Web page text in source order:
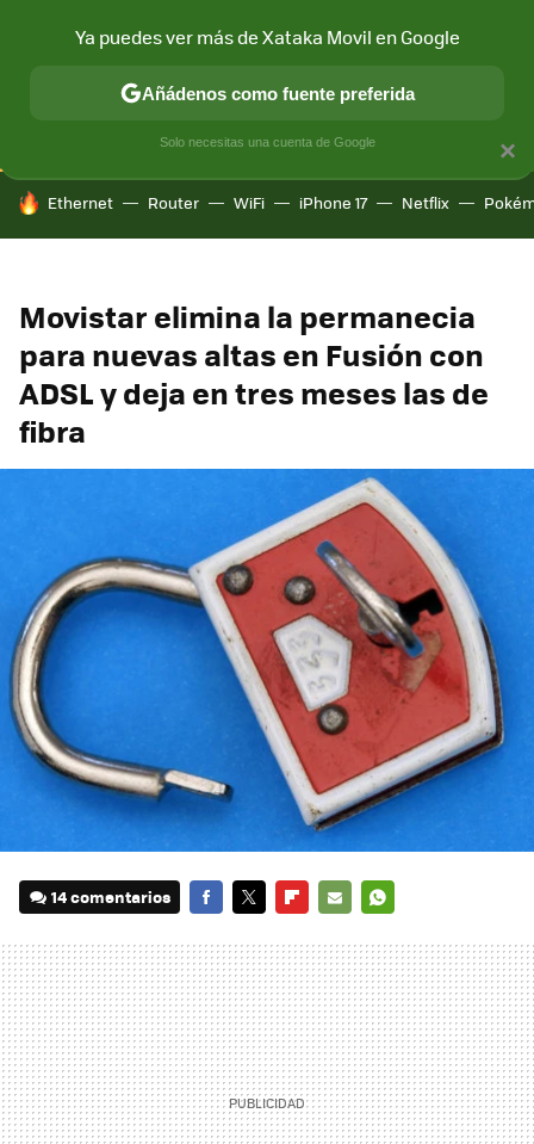
CONECTIVIDAD MÓVIL Y SOCIEDAD APLICACIONES
HOY SE HABLA DE
Ethernet Router WiFi iPhone 17 Netflix
Movistar elimina la permanecia
para nuevas altas en Fusión con
ADSL y deja en tres meses las de
fibra
14 comentarios
MAIL
×
Ya puedes ver más de Xataka Movil en Google
Añádenos como fuente preferida
Solo necesitas una cuenta de Google